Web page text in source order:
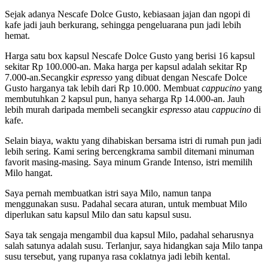
Sejak adanya Nescafe Dolce Gusto, kebiasaan jajan dan ngopi di
kafe jadi jauh berkurang, sehingga pengeluarana pun jadi lebih
hemat.
Harga satu box kapsul Nescafe Dolce Gusto yang berisi 16 kapsul
sekitar Rp 100.000-an. Maka harga per kapsul adalah sekitar Rp
7.000-an.Secangkirespresso yang dibuat dengan Nescafe Dolce
Gusto harganya tak lebih dari Rp 10.000. Membuat cappucino yang
membutuhkan 2 kapsul pun, hanya seharga Rp 14.000-an. Jauh
lebih murah daripada membeli secangkirespresso atau cappucino di
kafe.
Selain biaya, waktu yang dihabiskan bersama istri di rumah pun jadi
lebih sering. Kami sering bercengkrama sambil ditemani minuman
favorit masing-masing. Saya minum Grande Intenso, istri memilih
Milo hangat.
Saya pernah membuatkan istri saya Milo, namun tanpa
menggunakan susu. Padahal secara aturan, untuk membuat Milo
diperlukan satu kapsul Milo dan satu kapsul susu.
Saya tak sengaja mengambil dua kapsul Milo, padahal seharusnya
salah satunya adalah susu. Terlanjur, saya hidangkan saja Milo tanpa
susu tersebut, yang rupanya rasa coklatnya jadi lebih kental.